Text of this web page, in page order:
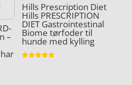
–
Hills Prescription Diet
Hills PRESCRIPTION
DIET Gastrointestinal
Biome tørfoder til
hunde med kylling